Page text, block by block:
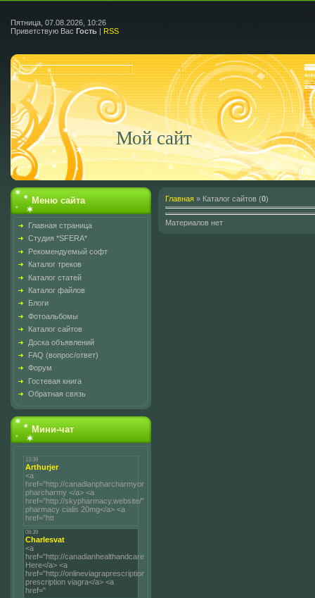
Пятница, 07.08.2026, 10:26
Приветствую Вас Гость | RSS
Мой сайт
Меню сайта
Главная страница
Студия *SFERA*
Рекомендуемый софт
Каталог треков
Каталог статей
Каталог файлов
Блоги
Фотоальбомы
Каталог сайтов
Доска объявлений
FAQ (вопрос/ответ)
Форум
Гостевая книга
Обратная связь
Мини-чат
Главная » Каталог сайтов (0)
Материалов нет